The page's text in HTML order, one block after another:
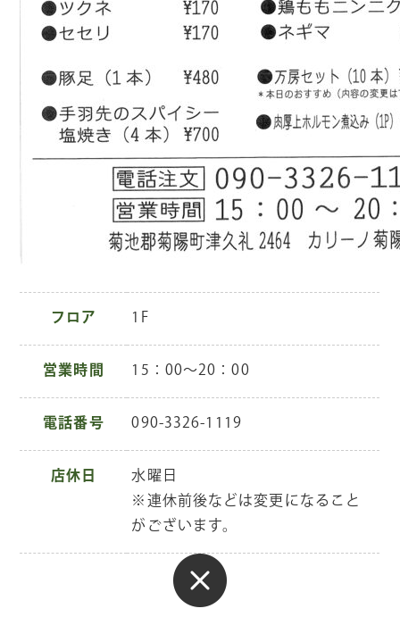
フロア 1F
営業時間 15：00～20：00
電話番号 090-3326-1119
店休日
水曜日
※連休前後などは変更になること
がございます。